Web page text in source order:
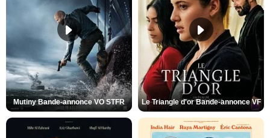
Mutiny Bande-annonce VO STFR Le Triangle d'or Bande-annonce VF